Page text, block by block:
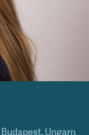
Budapest, Ungarn